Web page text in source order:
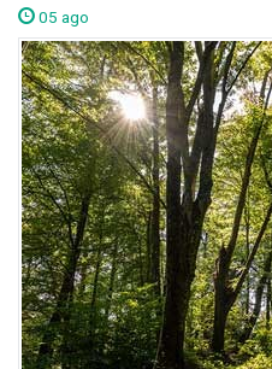
05 ago